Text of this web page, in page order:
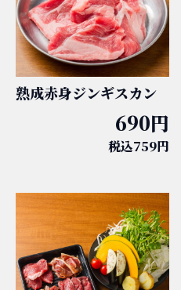
熟成赤身ジンギスカン
690円
税込759円